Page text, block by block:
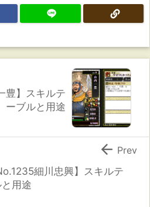
豊】スキルテ
ーブルと用途
細川忠興】スキルテ
用途
 Prev